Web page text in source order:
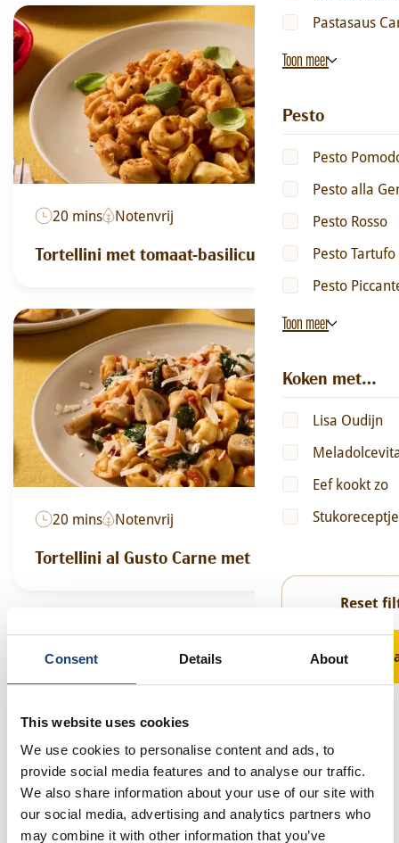
Consent Details About
This website uses cookies
We use cookies to personalise content and ads, to
provide social media features and to analyse our traffic.
We also share information about your use of our site with
our social media, advertising and analytics partners who
may combine it with other information that you’ve
Pastasaus
Toon meer
Pesto
Pesto
Pesto alla
Pesto Rosso
Pesto Tartufo
Pesto
Toon meer
Koken met…
Lisa Oudijn
Eef kookt zo
Reset
Toon
20 mins Notenvrij
Tortellini met tomaat-basilicumsaus
20 mins Notenvrij
Tortellini al Gusto Carne met Toscana saus
45 mins Vegetarisch